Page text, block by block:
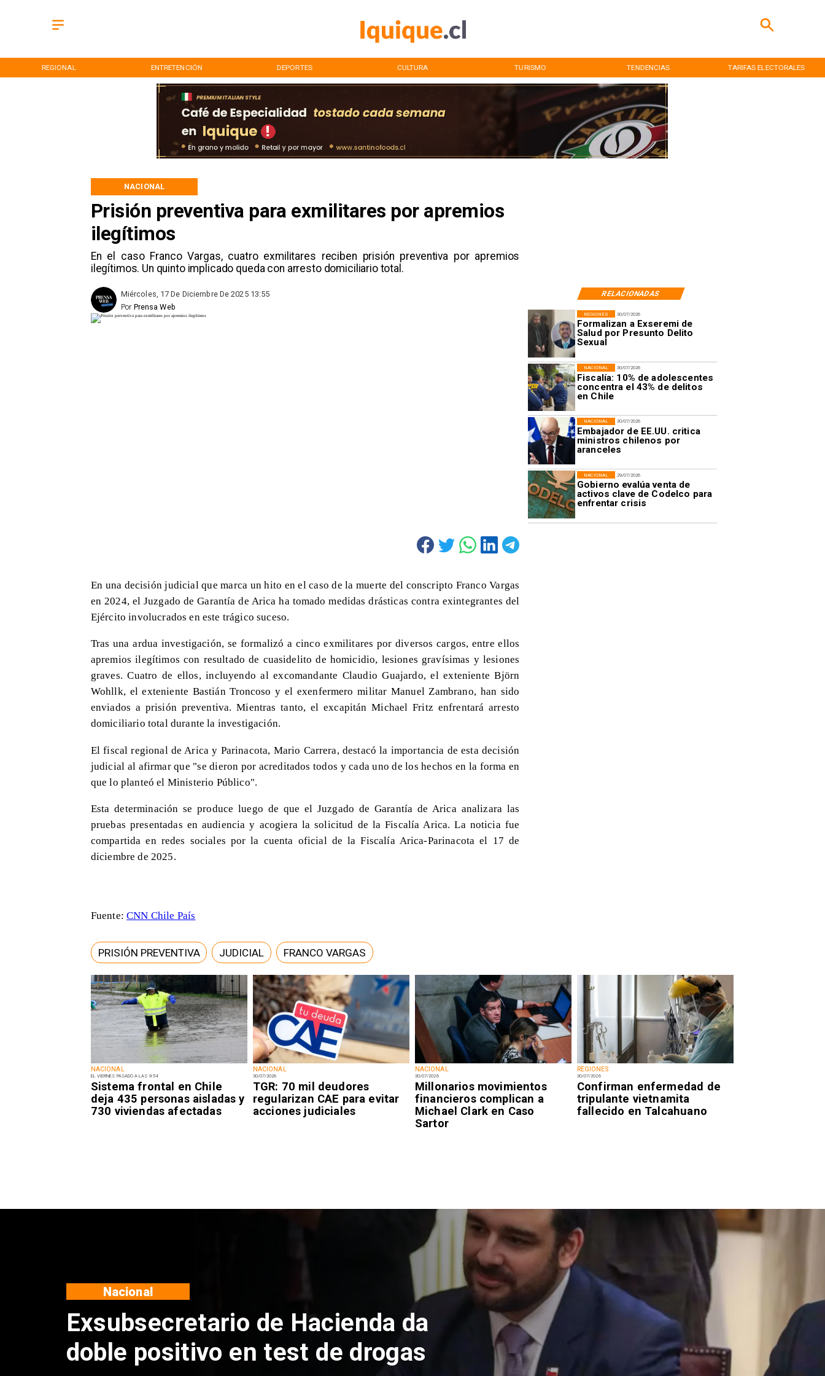
REGIONAL ENTRETENCIÓN DEPORTES CULTURA TURISMO TENDENCIAS TARIFAS ELECTORALES
Prisión preventiva para exmilitares por apremios
ilegítimos
En el caso Franco Vargas, cuatro exmilitares reciben prisión preventiva por apremios
ilegítimos. Un quinto implicado queda con arresto domiciliario total.
NACIONAL
RELACIONADAS
Miércoles, 17 De Diciembre De 2025 13:55
Prensa Web
Por
NACIONAL
EL VIERNES PASADO A LAS 9:54
Sistema frontal en Chile
deja 435 personas aisladas y
730 viviendas afectadas
NACIONAL
30/07/2026
TGR: 70 mil deudores
regularizan CAE para evitar
acciones judiciales
NACIONAL
30/07/2026
Millonarios movimientos
financieros complican a
Michael Clark en Caso
Sartor
REGIONES
30/07/2026
Confirman enfermedad de
tripulante vietnamita
fallecido en Talcahuano
30/07/2026
Formalizan a Exseremi de
Salud por Presunto Delito
Sexual
REGIONES
30/07/2026
Fiscalía: 10% de adolescentes
concentra el 43% de delitos
en Chile
NACIONAL
30/07/2026
Embajador de EE.UU. critica
ministros chilenos por
aranceles
NACIONAL
29/07/2026
Gobierno evalúa venta de
activos clave de Codelco para
enfrentar crisis
NACIONAL
En una decisión judicial que marca un hito en el caso de la muerte del conscripto Franco Vargas
en 2024, el Juzgado de Garantía de Arica ha tomado medidas drásticas contra exintegrantes del
Ejército involucrados en este trágico suceso.
Tras una ardua investigación, se formalizó a cinco exmilitares por diversos cargos, entre ellos
apremios ilegítimos con resultado de cuasidelito de homicidio, lesiones gravísimas y lesiones
graves. Cuatro de ellos, incluyendo al excomandante Claudio Guajardo, el exteniente Björn
Wohllk, el exteniente Bastián Troncoso y el exenfermero militar Manuel Zambrano, han sido
enviados a prisión preventiva. Mientras tanto, el excapitán Michael Fritz enfrentará arresto
domiciliario total durante la investigación.
El fiscal regional de Arica y Parinacota, Mario Carrera, destacó la importancia de esta decisión
judicial al afirmar que "se dieron por acreditados todos y cada uno de los hechos en la forma en
que lo planteó el Ministerio Público".
Esta determinación se produce luego de que el Juzgado de Garantía de Arica analizara las
pruebas presentadas en audiencia y acogiera la solicitud de la Fiscalía Arica. La noticia fue
compartida en redes sociales por la cuenta oficial de la Fiscalía Arica-Parinacota el 17 de
diciembre de 2025.
Fuente:CNN Chile País
PRISIÓN PREVENTIVA JUDICIAL FRANCO VARGAS
Sistema frontal en Chile deja
435 personas aisladas y 730
Nacional